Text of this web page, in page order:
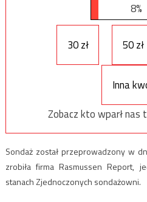
8%
30 zł 50 zł
Inna
Zobacz kto wparł nas
Sondaż został przeprowadzony w
zrobiła firma Rasmussen Report,
stanach Zjednoczonych sondażowni.